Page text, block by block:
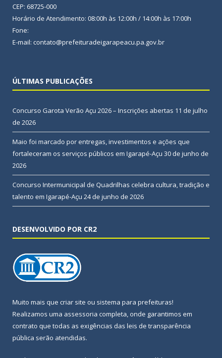
CEP: 68725-000
Horário de Atendimento: 08:00h às 12:00h / 14:00h às 17:00h
Fone:
E-mail: contato@prefeituradeigarapeacu.pa.gov.br
ÚLTIMAS PUBLICAÇÕES
Concurso Garota Verão Açu 2026 – Inscrições abertas 11 de julho
de 2026
Maio foi marcado por entregas, investimentos e ações que
fortaleceram os serviços públicos em Igarapé-Açu 30 de junho de
2026
Concurso Intermunicipal de Quadrilhas celebra cultura, tradição e
talento em Igarapé-Açu 24 de junho de 2026
DESENVOLVIDO POR CR2
Muito mais que criar site ou sistema para prefeituras!
Realizamos uma assessoria completa, onde garantimos em
contrato que todas as exigências das leis de transparência
pública serão atendidas.